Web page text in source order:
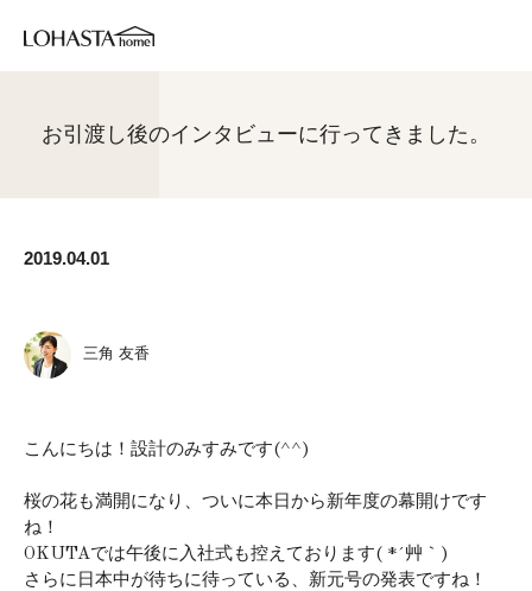
お引渡し後のインタビューに行ってきました。
2019.04.01
三角 友香
こんにちは！設計のみすみです(^^)
桜の花も満開になり、ついに本日から新年度の幕開けです
ね！
OKUTAでは午後に入社式も控えております( *´艸｀)
さらに日本中が待ちに待っている、新元号の発表ですね！